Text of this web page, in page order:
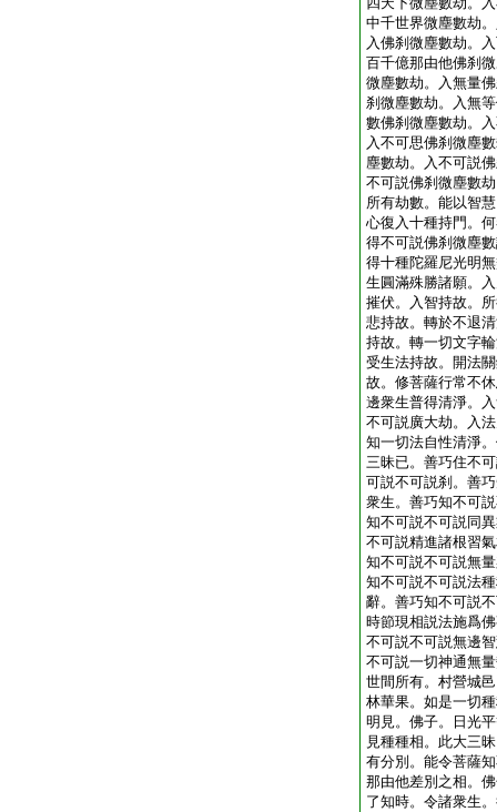
中千世界微塵數劫
入佛刹微塵數劫。
百千億那由他佛刹
微塵數劫。入無量
刹微塵數劫。入無
數佛刹微塵數劫。
入不可思佛刹微塵
塵數劫。入不可説
不可説佛刹微塵數
所有劫數。能以智
心復入十種持門。
得不可説佛刹微塵
得十種陀羅尼光明
生圓滿殊勝諸願。
摧伏。入智持故。
悲持故。轉於不退
持故。轉一切文字
受生法持故。開法
故。修菩薩行常不
邊衆生普得清淨。
不可説廣大劫。入
知一切法自性清淨
三昧已。善巧住不
可説不可説刹。善
衆生。善巧知不可
知不可説不可説同
不可説精進諸根習
知不可説不可説無
知不可説不可説法
辭。善巧知不可説
時節現相説法施爲
不可説不可説無邊
不可説一切神通無
世間所有。村營城
林華果。如是一切
明見。佛子。日光
見種種相。此大三
有分別。能令菩薩
那由他差別之相。
了知時。令諸衆生